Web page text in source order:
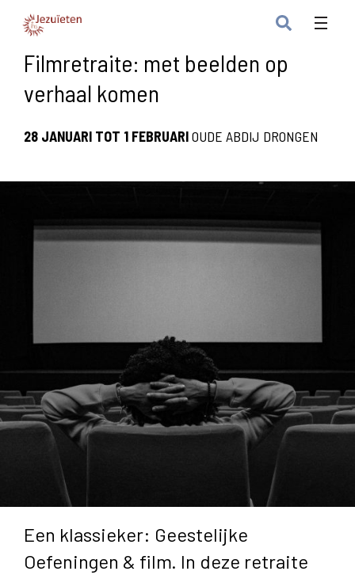
Filmretraite: met beelden op
verhaal komen
28 JANUARI TOT 1 FEBRUARIOUDE ABDIJ DRONGEN
Een klassieker: Geestelijke
Oefeningen & film. In deze retraite